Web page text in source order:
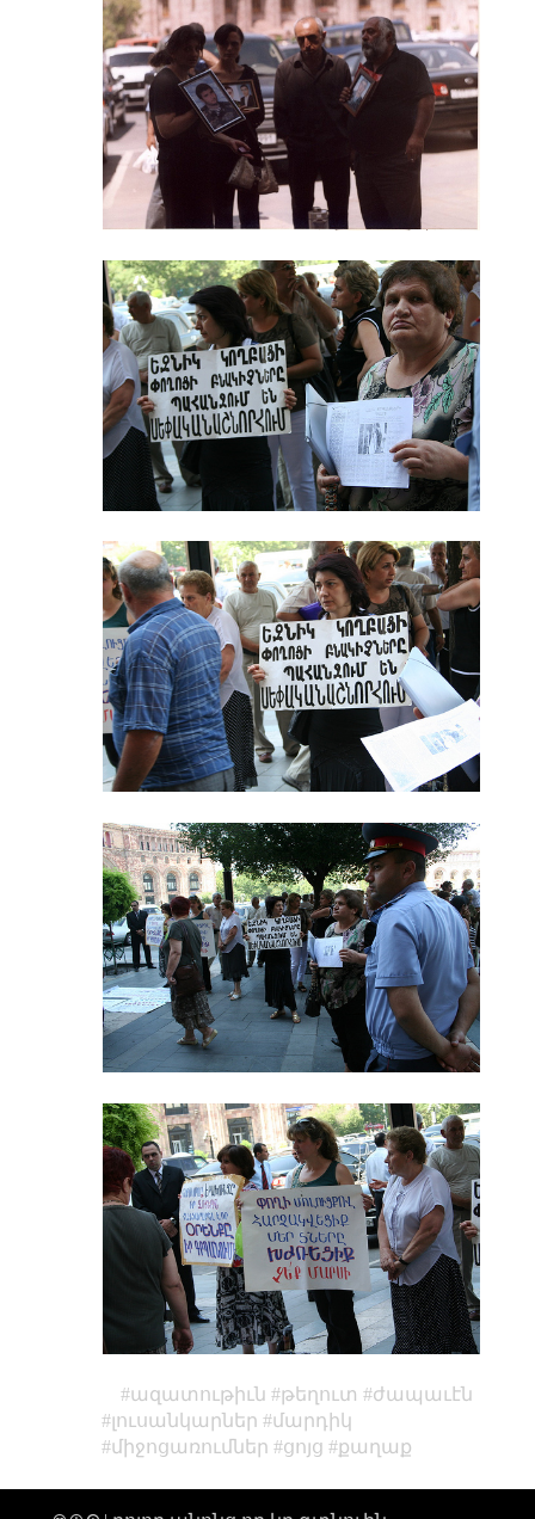
ազատութիւն թեղուտ
ժապաւէն
լուսանկարներ
մարդիկ
միջոցառումներ
ցոյց քաղաք